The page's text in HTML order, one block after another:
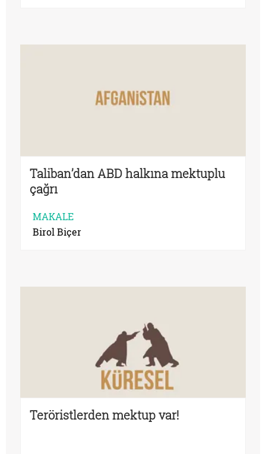
Taliban’dan ABD halkına mektuplu
çağrı
MAKALE
Birol Biçer
Teröristlerden mektup var!